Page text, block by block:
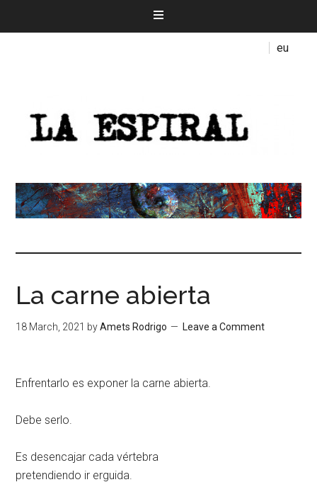
eu
La carne abierta
18 March, 2021 byAmets Rodrigo Leave a Comment
Enfrentarlo es exponer la carne abierta.
Debe serlo.
Es desencajar cada vértebra
pretendiendo ir erguida.